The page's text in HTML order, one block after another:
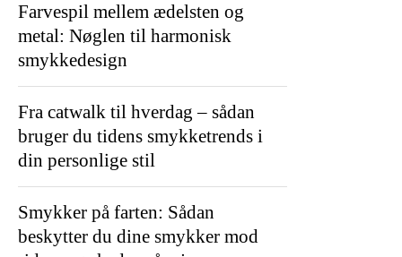
Farvespil mellem ædelsten og
metal: Nøglen til harmonisk
smykkedesign
Fra catwalk til hverdag – sådan
bruger du tidens smykketrends i
din personlige stil
Smykker på farten: Sådan
beskytter du dine smykker mod